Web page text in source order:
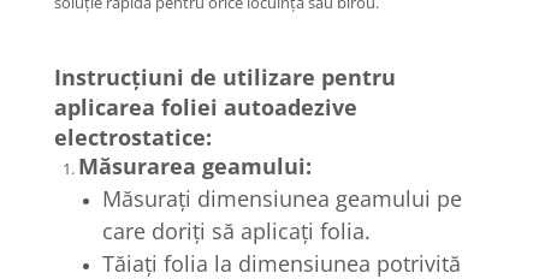
Instrucțiuni de utilizare pentru
aplicarea foliei autoadezive
electrostatice:
Măsurarea geamului:
Măsurați dimensiunea geamului pe
care doriți să aplicați folia.
Tăiați folia la dimensiunea potrivită